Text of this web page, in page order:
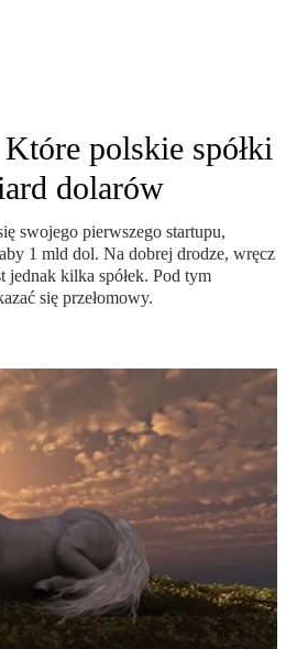
polskie spółki
dolarów
swojego pierwszego startupu,
1 mld dol. Na dobrej drodze, wręcz
jednak kilka spółek. Pod tym
się przełomowy.